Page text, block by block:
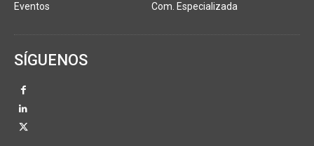
Eventos
Com. Especializada
SÍGUENOS